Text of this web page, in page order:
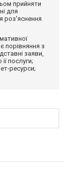
прийняти
для
роз'яснення
порівняння з
заяви,
послуги;
ресурси;